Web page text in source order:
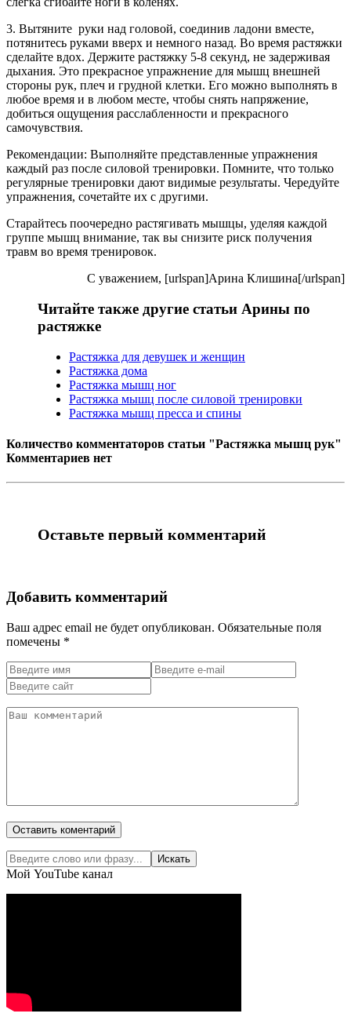
3. Вытяните руки над головой, соединив ладони вместе,
потянитесь руками вверх и немного назад. Во время растяжки
сделайте вдох. Держите растяжку 5-8 секунд, не задерживая
дыхания. Это прекрасное упражнение для мышц внешней
стороны рук, плеч и грудной клетки. Его можно выполнять в
любое время и в любом месте, чтобы снять напряжение,
добиться ощущения расслабленности и прекрасного
самочувствия.
Рекомендации: Выполняйте представленные упражнения
каждый раз после силовой тренировки. Помните, что только
регулярные тренировки дают видимые результаты. Чередуйте
упражнения, сочетайте их с другими.
Старайтесь поочередно растягивать мышцы, уделяя каждой
группе мышц внимание, так вы снизите риск получения
травм во время тренировок.
C уважением, [urlspan]Арина Клишина[/urlspan]
Читайте также другие статьи Арины по
растяжке
Растяжка для девушек и женщин
Растяжка дома
Растяжка мышц ног
Растяжка мышц после силовой тренировки
Растяжка мышц пресса и спины
Количество комментаторов статьи "Растяжка мышц рук"
Комментариев нет
Оставьте первый комментарий
Добавить комментарий
Ваш адрес email не будет опубликован. Обязательные поля
помечены *
Мой YouTube канал